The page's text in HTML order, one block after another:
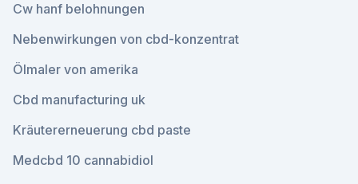
Cw hanf belohnungen
Nebenwirkungen von cbd-konzentrat
Ölmaler von amerika
Cbd manufacturing uk
Kräutererneuerung cbd paste
Medcbd 10 cannabidiol